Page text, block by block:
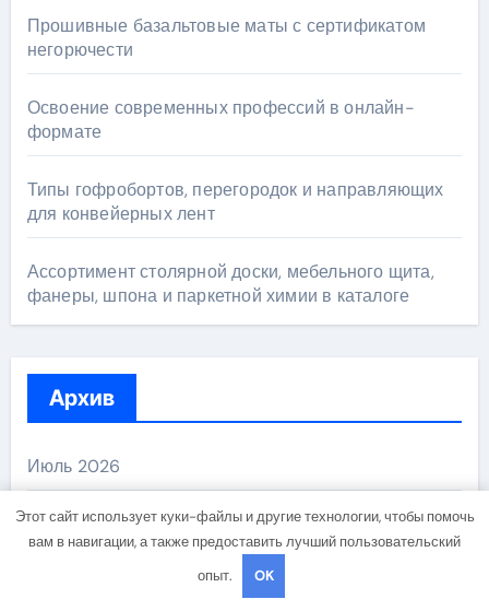
Прошивные базальтовые маты с сертификатом
негорючести
Освоение современных профессий в онлайн-
формате
Типы гофробортов, перегородок и направляющих
для конвейерных лент
Ассортимент столярной доски, мебельного щита,
фанеры, шпона и паркетной химии в каталоге
Архив
Июль 2026
Июнь 2026
Этот сайт использует куки-файлы и другие технологии, чтобы помочь
вам в навигации, а также предоставить лучший пользовательский
опыт.
OK